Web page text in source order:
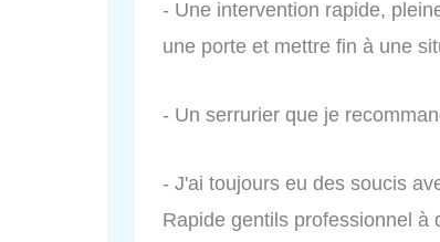
- Une intervention rapide,
une porte et mettre fin à une
- Un serrurier que je
- J'ai toujours eu des soucis
Rapide gentils professionnel à